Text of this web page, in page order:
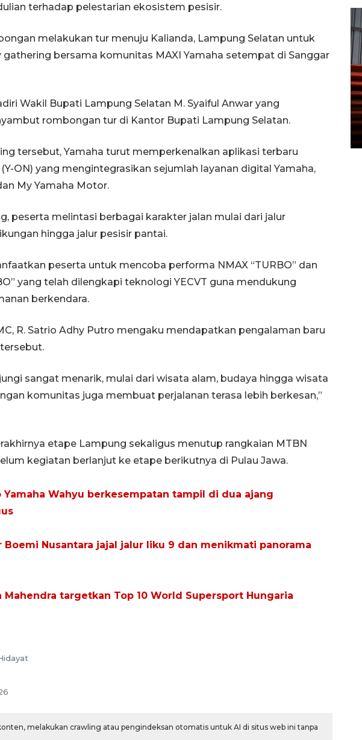
terhadap pelestarian ekosistem pesisir.
melakukan tur menuju Kalianda, Lampung Selatan untuk
bersama komunitas MAXI Yamaha setempat di Sanggar
Wakil Bupati Lampung Selatan M. Syaiful Anwar yang
rombongan tur di Kantor Bupati Lampung Selatan.
tersebut, Yamaha turut memperkenalkan aplikasi terbaru
ON) yang mengintegrasikan sejumlah layanan digital Yamaha,
My Yamaha Motor.
peserta melintasi berbagai karakter jalan mulai dari jalur
hingga jalur pesisir pantai.
peserta untuk mencoba performa NMAX “TURBO” dan
yang telah dilengkapi teknologi YECVT guna mendukung
berkendara.
R. Satrio Adhy Putro mengaku mendapatkan pengalaman baru
sangat menarik, mulai dari wisata alam, budaya hingga wisata
komunitas juga membuat perjalanan terasa lebih berkesan,”
etape Lampung sekaligus menutup rangkaian MTBN
kegiatan berlanjut ke etape berikutnya di Pulau Jawa.
Yamaha Wahyu berkesempatan tampil di dua ajang
Boemi Nusantara jajal jalur liku 9 dan menikmati panorama
Mahendra targetkan Top 10 World Supersport Hungaria
melakukan crawling atau pengindeksan otomatis untuk AI di situs web ini tanpa
kemarau di Kalimantan
Tengah